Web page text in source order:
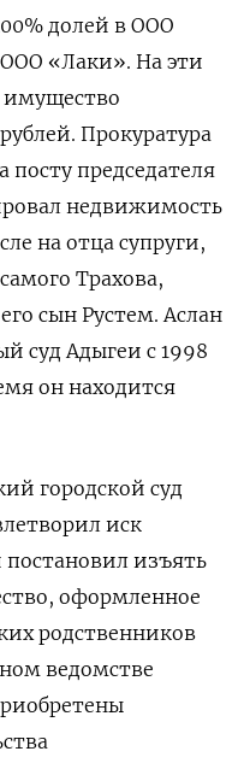
долей в ООО
«Лаки». На эти
Прокуратура
посту председателя
недвижимость
на отца супруги,
Трахова,
сын Рустем. Аслан
суд Адыгеи с 1998
он находится
городской суд
иск
изъять
оформленное
родственников
ведомстве